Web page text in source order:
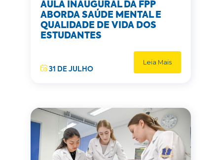
AULA INAUGURAL DA FPP
ABORDA SAÚDE MENTAL E
QUALIDADE DE VIDA DOS
ESTUDANTES
31 DE JULHO
Leia Mais